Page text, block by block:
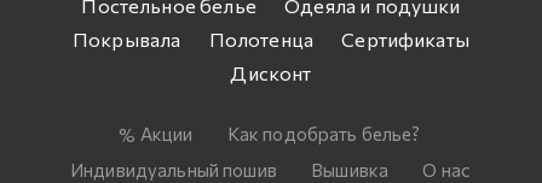
Постельное белье
Одеяла и подушки
Покрывала
Полотенца
Сертификаты
Дисконт
Акции
Как подобрать белье?
Индивидуальный пошив
Вышивка
О нас